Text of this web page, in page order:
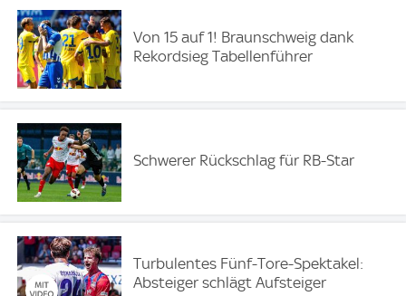
Von 15 auf 1! Braunschweig dank
Rekordsieg Tabellenführer
Schwerer Rückschlag für RB-Star
Turbulentes Fünf-Tore-Spektakel:
Absteiger schlägt Aufsteiger